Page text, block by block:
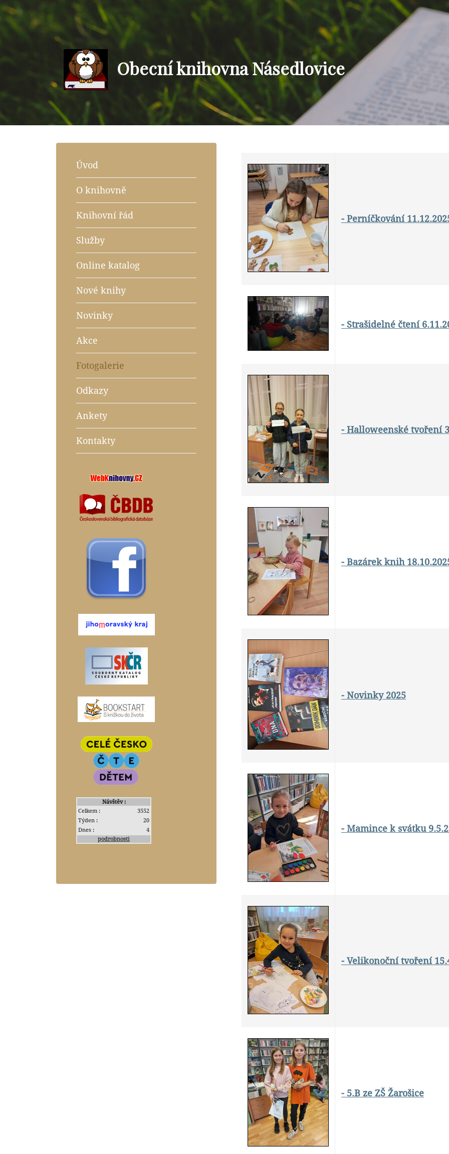
Obecní knihovna Násedlovice
Úvod
O knihovně
Knihovní řád
Služby
Online katalog
Nové knihy
Novinky
Akce
Fotogalerie
Odkazy
Ankety
Kontakty
Návštěv :
Celkem :
3552
Týden :
20
Dnes :
4
podrobnosti
- Perníčkování
- Strašidelné čtení
- Halloweenské tvoření
- Bazárek knih
- Novinky 2025
- Mamince k svátku
- Velikonoční tvoření
- 5.B ze ZŠ Žarošice